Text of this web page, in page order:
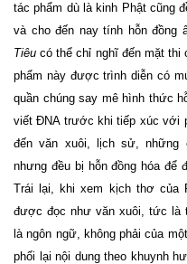
tác phẩm dù là kinh Phật cũng
và cho đến nay tính hỗn đồng
Tiêu có thể chỉ nghĩ đến mặt thi
phẩm này được trình diễn có
quần chúng say mê hình thức
viết ĐNA trước khi tiếp xúc với
đến văn xuôi, lịch sử, những
nhưng đều bị hỗn đồng hóa để
Trái lại, khi xem kịch thơ của
được đọc như văn xuôi, tức là
là ngôn ngữ, không phải của
phối lại nội dung theo khuynh